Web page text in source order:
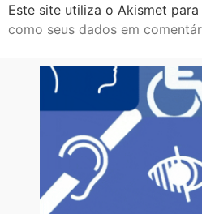
Este site utiliza o Akismet
como seus dados em